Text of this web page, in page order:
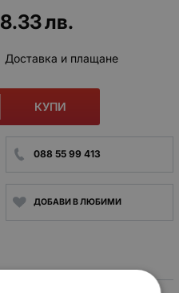
8.33лв.
Доставка и плащане
КУПИ
088 55 99 413
ДОБАВИ В ЛЮБИМИ